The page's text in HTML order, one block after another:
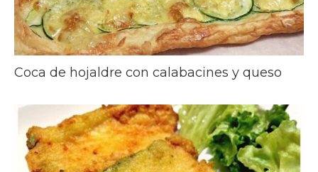
Coca de hojaldre con calabacines y queso